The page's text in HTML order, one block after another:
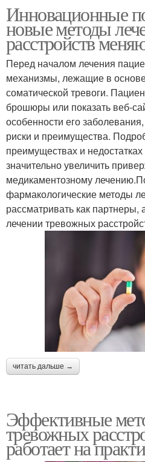
Инновационные
новые методы
расстройств
Перед началом лечения
механизмы, лежащие в
соматической тревоги.
брошюры или показать веб-
особенности его
риски и преимущества.
преимуществах и
значительно увеличить
медикаментозному
фармакологические методы
рассматривать как партнеры,
лечении тревожных
читать дальше →
Эффективные
тревожных
работает на